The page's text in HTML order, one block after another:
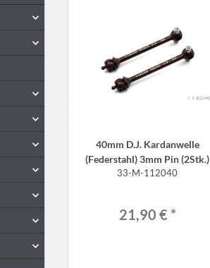
40mm D.J. Kardanwelle
(Federstahl) 3mm Pin (2Stk.)
33-M-112040
21,90 € *